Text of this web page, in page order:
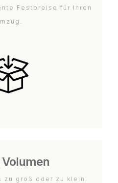
Festpreise für Ihren
zu groß oder zu klein.